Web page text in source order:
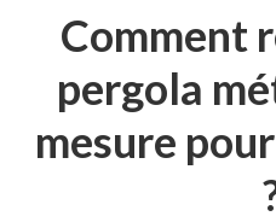
Comment
pergola
mesure